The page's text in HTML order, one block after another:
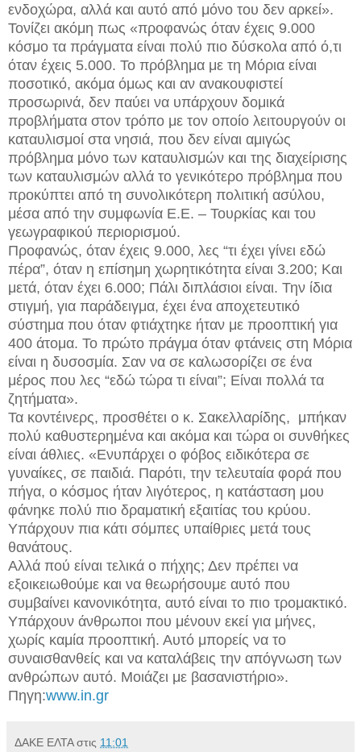
ενδοχώρα, αλλά και αυτό από μόνο του δεν αρκεί».
Τονίζει ακόμη πως «προφανώς όταν έχεις 9.000
κόσμο τα πράγματα είναι πολύ πιο δύσκολα από ό,τι
όταν έχεις 5.000. Το πρόβλημα με τη Μόρια είναι
ποσοτικό, ακόμα όμως και αν ανακουφιστεί
προσωρινά, δεν παύει να υπάρχουν δομικά
προβλήματα στον τρόπο με τον οποίο λειτουργούν οι
καταυλισμοί στα νησιά, που δεν είναι αμιγώς
πρόβλημα μόνο των καταυλισμών και της διαχείρισης
των καταυλισμών αλλά το γενικότερο πρόβλημα που
προκύπτει από τη συνολικότερη πολιτική ασύλου,
μέσα από την συμφωνία Ε.Ε. – Τουρκίας και του
γεωγραφικού περιορισμού.
Προφανώς, όταν έχεις 9.000, λες “τι έχει γίνει εδώ
πέρα”, όταν η επίσημη χωρητικότητα είναι 3.200; Και
μετά, όταν έχει 6.000; Πάλι διπλάσιοι είναι. Την ίδια
στιγμή, για παράδειγμα, έχει ένα αποχετευτικό
σύστημα που όταν φτιάχτηκε ήταν με προοπτική για
400 άτομα. Το πρώτο πράγμα όταν φτάνεις στη Μόρια
είναι η δυσοσμία. Σαν να σε καλωσορίζει σε ένα
μέρος που λες “εδώ τώρα τι είναι”; Είναι πολλά τα
ζητήματα».
Τα κοντέινερς, προσθέτει ο κ. Σακελλαρίδης, μπήκαν
πολύ καθυστερημένα και ακόμα και τώρα οι συνθήκες
είναι άθλιες. «Ενυπάρχει ο φόβος ειδικότερα σε
γυναίκες, σε παιδιά. Παρότι, την τελευταία φορά που
πήγα, ο κόσμος ήταν λιγότερος, η κατάσταση μου
φάνηκε πολύ πιο δραματική εξαιτίας του κρύου.
Υπάρχουν πια κάτι σόμπες υπαίθριες μετά τους
θανάτους.
Αλλά πού είναι τελικά ο πήχης; Δεν πρέπει να
εξοικειωθούμε και να θεωρήσουμε αυτό που
συμβαίνει κανονικότητα, αυτό είναι το πιο τρομακτικό.
Υπάρχουν άνθρωποι που μένουν εκεί για μήνες,
χωρίς καμία προοπτική. Αυτό μπορείς να το
συναισθανθείς και να καταλάβεις την απόγνωση των
ανθρώπων αυτό. Μοιάζει με βασανιστήριο».
Πηγη:www.in.gr
ΔΑΚΕ ΕΛΤΑ στις 11:01